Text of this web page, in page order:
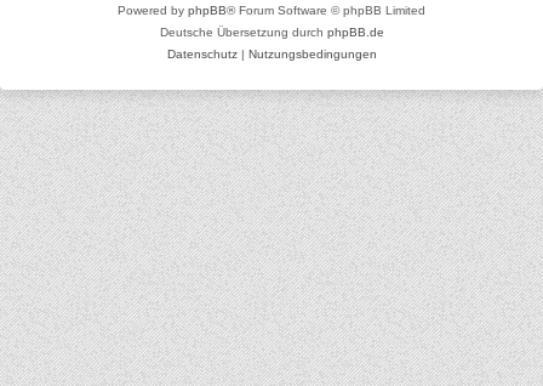
Powered by phpBB® Forum Software © phpBB Limited
Deutsche Übersetzung durch phpBB.de
Datenschutz| Nutzungsbedingungen